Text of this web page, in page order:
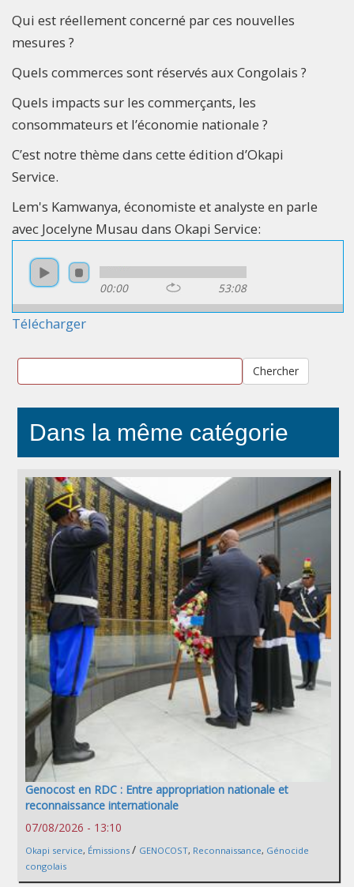
Qui est réellement concerné par ces nouvelles
mesures ?
Quels commerces sont réservés aux Congolais ?
Quels impacts sur les commerçants, les
consommateurs et l’économie nationale ?
C’est notre thème dans cette édition d’Okapi
Service.
Lem's Kamwanya, économiste et analyste en parle
avec Jocelyne Musau dans Okapi Service:
00:00 53:08
Télécharger
Chercher
Dans la même catégorie
Genocost en RDC : Entre appropriation nationale et
reconnaissance internationale
07/08/2026 - 13:10
Okapi service, Émissions / GENOCOST, Reconnaissance, Génocide
congolais